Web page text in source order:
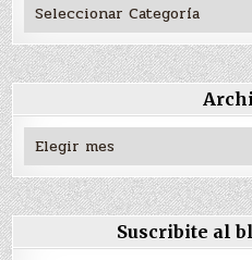
Archivos
Suscribite al